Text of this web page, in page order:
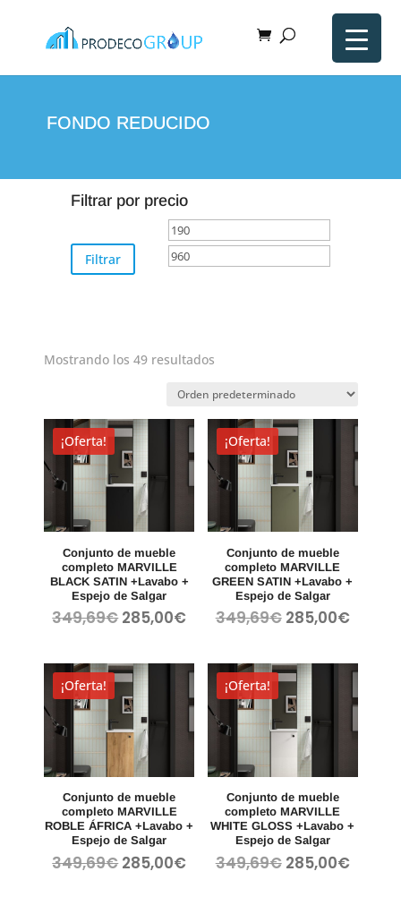
FONDO REDUCIDO
Filtrar por precio
Precio
mínimo
Filtrar
Mostrando los 49 resultados
¡Oferta!
Conjunto de mueble
completo MARVILLE
BLACK SATIN +Lavabo +
Espejo de Salgar
349,69€El
era:
349,69€.
285,00€
es:
285,00€.
¡Oferta!
Conjunto de mueble
completo MARVILLE
GREEN SATIN +Lavabo +
Espejo de Salgar
349,69€ El
era:
349,69€.
285,00€El
es:
¡Oferta!
Conjunto de mueble
completo MARVILLE
ROBLE ÁFRICA +Lavabo +
Espejo de Salgar
349,69€El
285,00€
¡Oferta!
Conjunto de mueble
completo MARVILLE
WHITE GLOSS +Lavabo +
Espejo de Salgar
349,69€ El
285,00€El